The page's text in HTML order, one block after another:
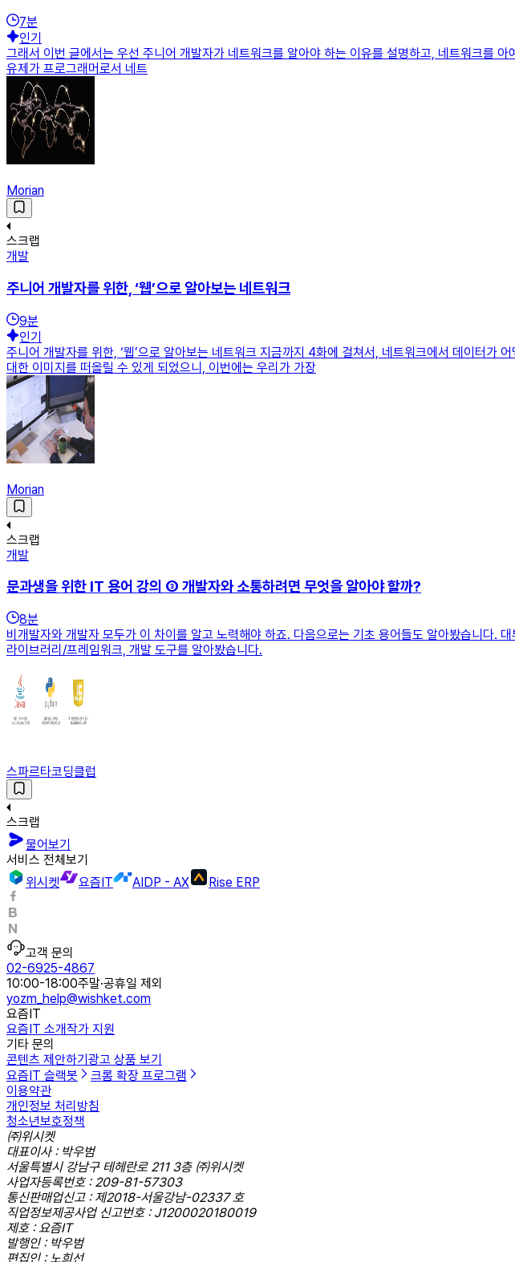
7분
인기
그래서 이번 글에서는 우선 주니어 개발자가 네트워크를 알아야 하는 이유를 설명하고, 네트워크를
유제가 프로그래머로서 네트
Morian
스크랩
개발
주니어 개발자를 위한, ‘웹’으로 알아보는 네트워크
9분
인기
주니어 개발자를 위한, ‘웹’으로 알아보는 네트워크 지금까지 4화에 걸쳐서, 네트워크에서 데이터가
대한 이미지를 떠올릴 수 있게 되었으니, 이번에는 우리가 가장
Morian
스크랩
개발
문과생을 위한 IT 용어 강의 ③ 개발자와 소통하려면 무엇을 알아야 할까?
8분
비개발자와 개발자 모두가 이 차이를 알고 노력해야 하죠. 다음으로는 기초 용어들도 알아봤습니다.
라이브러리/프레임워크, 개발 도구를 알아봤습니다.
스파르타코딩클럽
스크랩
물어보기
서비스 전체보기
위시켓
요즘IT AIDP - AX Rise ERP
고객 문의
02-6925-4867
10:00-18:00주말·공휴일 제외
yozm_help@wishket.com
요즘IT
요즘IT 소개작가 지원
기타 문의
콘텐츠 제안하기 광고 상품 보기
요즘IT 슬랙봇
크롬 확장 프로그램
이용약관
개인정보 처리방침
청소년보호정책
㈜위시켓
대표이사 : 박우범
서울특별시 강남구 테헤란로 211 3층 ㈜위시켓
사업자등록번호 : 209-81-57303
통신판매업신고 : 제2018-서울강남-02337 호
직업정보제공사업 신고번호 : J1200020180019
제호 : 요즘IT
발행인 : 박우범
편집인 : 노희선